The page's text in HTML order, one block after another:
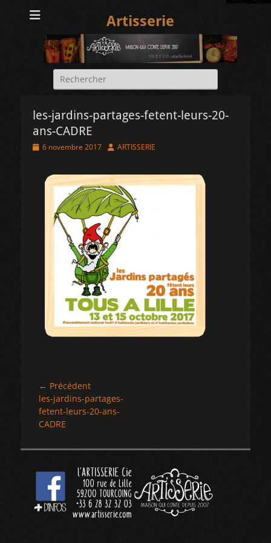
Artisserie
Rechercher :
les-jardins-partages-fetent-leurs-20-
ans-CADRE
Posted
6 novembre 2017 Author
ARTISSERIE
Navigation
de
l’article
← Précédent
Article
précédent :
les-jardins-partages-
fetent-leurs-20-ans-
CADRE